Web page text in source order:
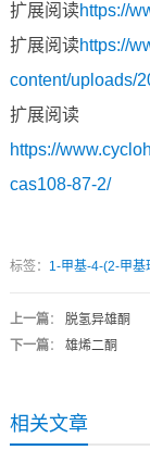
扩展阅读https://
扩展阅读https://
content/uploads/
扩展阅读
https://
cas108-87-2/
标签： 1-甲基-4-(2-甲基
上一篇： 脱氢异雄酮
下一篇： 雄烯二酮
相关文章